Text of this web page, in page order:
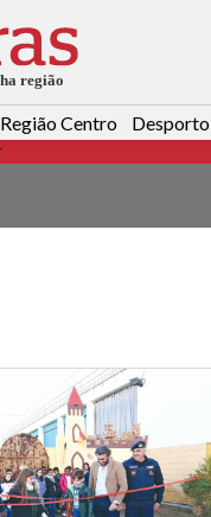
Região Centro Desporto